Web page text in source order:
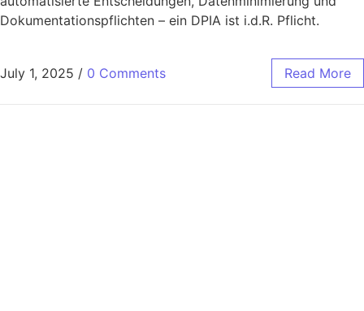
Dokumentationspflichten – ein DPIA ist i.d.R. Pflicht.
July 1, 2025 / 0 Comments Read More